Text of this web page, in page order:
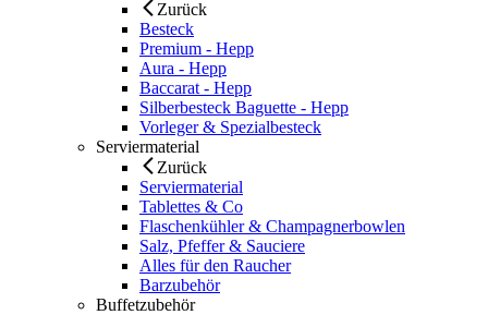
Zurück
Besteck
Premium - Hepp
Aura - Hepp
Baccarat - Hepp
Silberbesteck Baguette - Hepp
Vorleger & Spezialbesteck
Serviermaterial
Zurück
Serviermaterial
Tablettes & Co
Flaschenkühler & Champagnerbowlen
Salz, Pfeffer & Sauciere
Alles für den Raucher
Barzubehör
Buffetzubehör